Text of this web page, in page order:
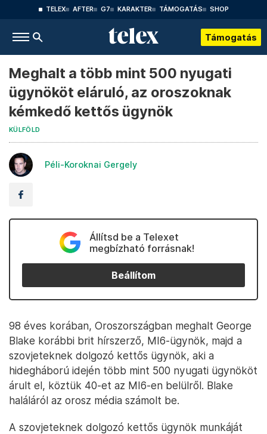
TELEX AFTER G7 KARAKTER TÁMOGATÁS SHOP
Támogatás
Meghalt a több mint 500 nyugati
ügynököt eláruló, az oroszoknak
kémkedő kettős ügynök
KÜLFÖLD
Péli-Koroknai Gergely
Állítsd be a Telexet
megbízható forrásnak!
Beállítom
98 éves korában, Oroszországban meghalt George
Blake korábbi brit hírszerző, MI6-ügynök, majd a
szovjeteknek dolgozó kettős ügynök, aki a
hidegháború idején több mint 500 nyugati ügynököt
árult el, köztük 40-et az MI6-en belülről. Blake
haláláról az orosz média számolt be.
A szovjeteknek dolgozó kettős ügynök munkáját